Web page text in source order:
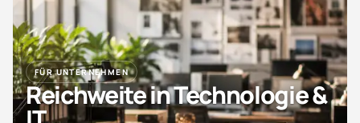
FÜR UNTERNEHMEN
Reichweite in Technologie &